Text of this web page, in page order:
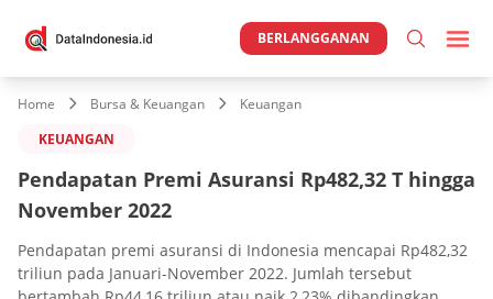
BERLANGGANAN
Home Bursa & Keuangan
Keuangan
KEUANGAN
Pendapatan Premi Asuransi Rp482,32 T hingga
November 2022
Pendapatan premi asuransi di Indonesia mencapai Rp482,32
triliun pada Januari-November 2022. Jumlah tersebut